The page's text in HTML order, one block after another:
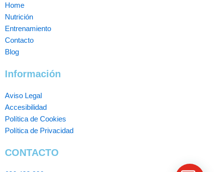
Home
Nutrición
Entrenamiento
Contacto
Blog
Información
Aviso Legal
Accesibilidad
Política de Cookies
Política de Privacidad
CONTACTO